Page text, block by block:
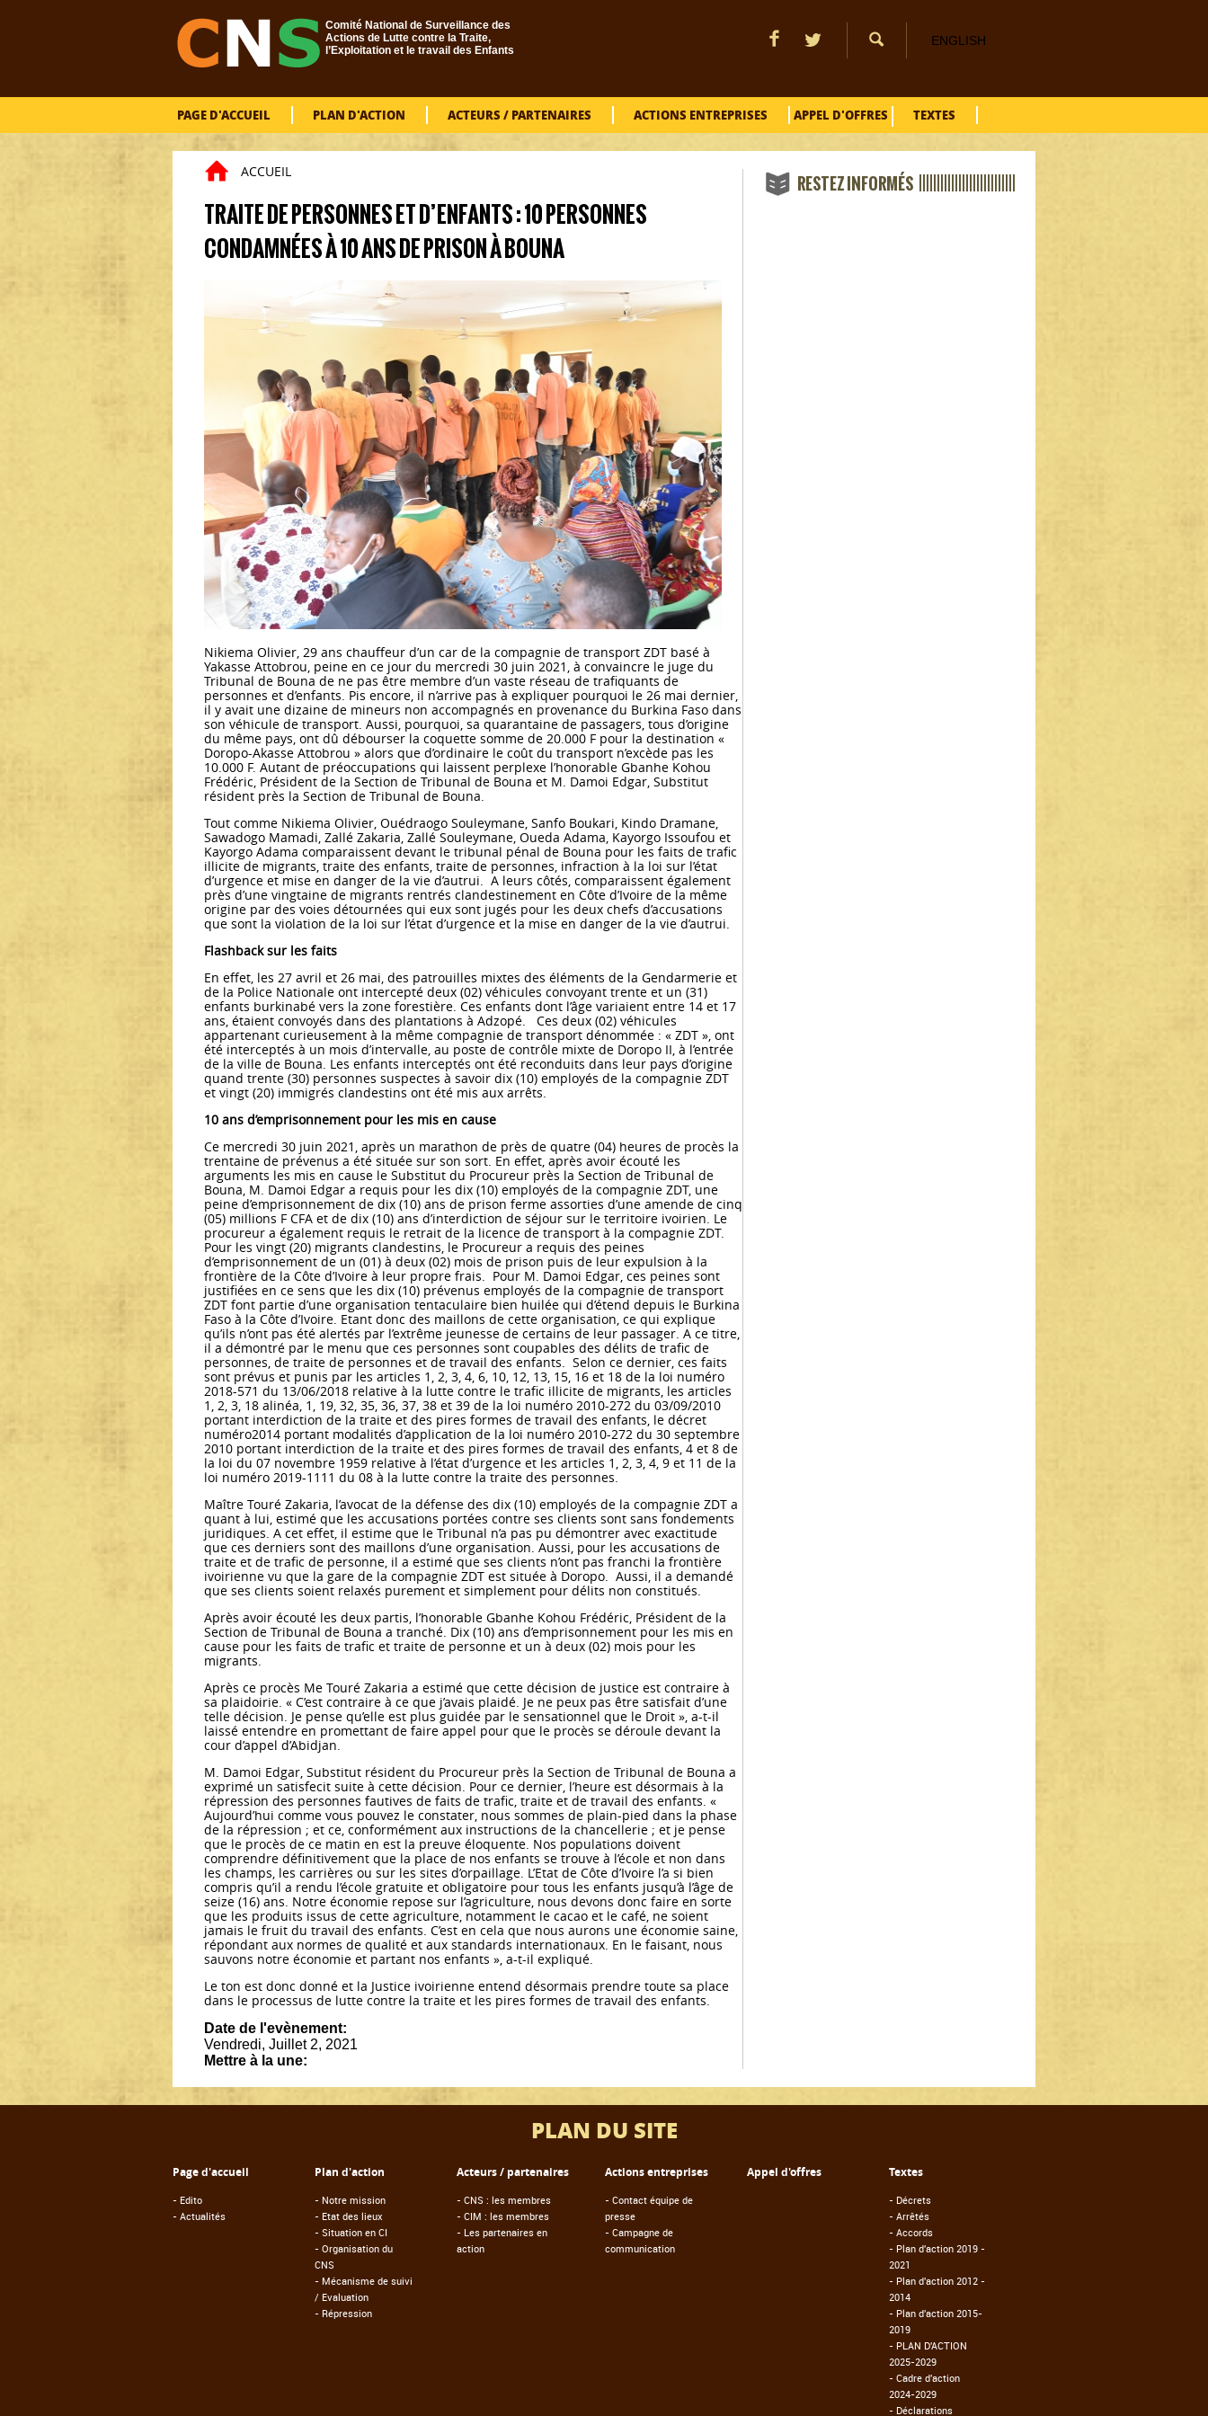
Comité National de Surveillance des
Actions de Lutte contre la Traite,
l’Exploitation et le travail des Enfants
ENGLISH
PAGE D'ACCUEIL PLAN D'ACTION ACTEURS / PARTENAIRES ACTIONS ENTREPRISES APPEL D'OFFRES TEXTES
Vous êtes ici
ACCUEIL
TRAITE DE PERSONNES ET D’ENFANTS : 10 PERSONNES
CONDAMNÉES À 10 ANS DE PRISON À BOUNA
Nikiema Olivier, 29 ans chauffeur d’un car de la compagnie de transport ZDT basé à
Yakasse Attobrou, peine en ce jour du mercredi 30 juin 2021, à convaincre le juge du
Tribunal de Bouna de ne pas être membre d’un vaste réseau de trafiquants de
personnes et d’enfants. Pis encore, il n’arrive pas à expliquer pourquoi le 26 mai dernier,
il y avait une dizaine de mineurs non accompagnés en provenance du Burkina Faso dans
son véhicule de transport. Aussi, pourquoi, sa quarantaine de passagers, tous d’origine
du même pays, ont dû débourser la coquette somme de 20.000 F pour la destination «
Doropo-Akasse Attobrou » alors que d’ordinaire le coût du transport n’excède pas les
10.000 F. Autant de préoccupations qui laissent perplexe l’honorable Gbanhe Kohou
Frédéric, Président de la Section de Tribunal de Bouna et M. Damoi Edgar, Substitut
résident près la Section de Tribunal de Bouna.
Tout comme Nikiema Olivier, Ouédraogo Souleymane, Sanfo Boukari, Kindo Dramane,
Sawadogo Mamadi, Zallé Zakaria, Zallé Souleymane, Oueda Adama, Kayorgo Issoufou et
Kayorgo Adama comparaissent devant le tribunal pénal de Bouna pour les faits de trafic
illicite de migrants, traite des enfants, traite de personnes, infraction à la loi sur l’état
d’urgence et mise en danger de la vie d’autrui. A leurs côtés, comparaissent également
près d’une vingtaine de migrants rentrés clandestinement en Côte d’Ivoire de la même
origine par des voies détournées qui eux sont jugés pour les deux chefs d’accusations
que sont la violation de la loi sur l’état d’urgence et la mise en danger de la vie d’autrui.
Flashback sur les faits
En effet, les 27 avril et 26 mai, des patrouilles mixtes des éléments de la Gendarmerie et
de la Police Nationale ont intercepté deux (02) véhicules convoyant trente et un (31)
enfants burkinabé vers la zone forestière. Ces enfants dont l’âge variaient entre 14 et 17
ans, étaient convoyés dans des plantations à Adzopé. Ces deux (02) véhicules
appartenant curieusement à la même compagnie de transport dénommée : « ZDT », ont
été interceptés à un mois d’intervalle, au poste de contrôle mixte de Doropo II, à l’entrée
de la ville de Bouna. Les enfants interceptés ont été reconduits dans leur pays d’origine
quand trente (30) personnes suspectes à savoir dix (10) employés de la compagnie ZDT
et vingt (20) immigrés clandestins ont été mis aux arrêts.
10 ans d’emprisonnement pour les mis en cause
Ce mercredi 30 juin 2021, après un marathon de près de quatre (04) heures de procès la
trentaine de prévenus a été située sur son sort. En effet, après avoir écouté les
arguments les mis en cause le Substitut du Procureur près la Section de Tribunal de
Bouna, M. Damoi Edgar a requis pour les dix (10) employés de la compagnie ZDT, une
peine d’emprisonnement de dix (10) ans de prison ferme assorties d’une amende de cinq
(05) millions F CFA et de dix (10) ans d’interdiction de séjour sur le territoire ivoirien. Le
procureur a également requis le retrait de la licence de transport à la compagnie ZDT.
Pour les vingt (20) migrants clandestins, le Procureur a requis des peines
d’emprisonnement de un (01) à deux (02) mois de prison puis de leur expulsion à la
frontière de la Côte d’Ivoire à leur propre frais. Pour M. Damoi Edgar, ces peines sont
justifiées en ce sens que les dix (10) prévenus employés de la compagnie de transport
ZDT font partie d’une organisation tentaculaire bien huilée qui d’étend depuis le Burkina
Faso à la Côte d’Ivoire. Etant donc des maillons de cette organisation, ce qui explique
qu’ils n’ont pas été alertés par l’extrême jeunesse de certains de leur passager. A ce titre,
il a démontré par le menu que ces personnes sont coupables des délits de trafic de
personnes, de traite de personnes et de travail des enfants. Selon ce dernier, ces faits
sont prévus et punis par les articles 1, 2, 3, 4, 6, 10, 12, 13, 15, 16 et 18 de la loi numéro
2018-571 du 13/06/2018 relative à la lutte contre le trafic illicite de migrants, les articles
1, 2, 3, 18 alinéa, 1, 19, 32, 35, 36, 37, 38 et 39 de la loi numéro 2010-272 du 03/09/2010
portant interdiction de la traite et des pires formes de travail des enfants, le décret
numéro2014 portant modalités d’application de la loi numéro 2010-272 du 30 septembre
2010 portant interdiction de la traite et des pires formes de travail des enfants, 4 et 8 de
la loi du 07 novembre 1959 relative à l’état d’urgence et les articles 1, 2, 3, 4, 9 et 11 de la
loi numéro 2019-1111 du 08 à la lutte contre la traite des personnes.
Maître Touré Zakaria, l’avocat de la défense des dix (10) employés de la compagnie ZDT a
quant à lui, estimé que les accusations portées contre ses clients sont sans fondements
juridiques. A cet effet, il estime que le Tribunal n’a pas pu démontrer avec exactitude
que ces derniers sont des maillons d’une organisation. Aussi, pour les accusations de
traite et de trafic de personne, il a estimé que ses clients n’ont pas franchi la frontière
ivoirienne vu que la gare de la compagnie ZDT est située à Doropo. Aussi, il a demandé
que ses clients soient relaxés purement et simplement pour délits non constitués.
Après avoir écouté les deux partis, l’honorable Gbanhe Kohou Frédéric, Président de la
Section de Tribunal de Bouna a tranché. Dix (10) ans d’emprisonnement pour les mis en
cause pour les faits de trafic et traite de personne et un à deux (02) mois pour les
migrants.
Après ce procès Me Touré Zakaria a estimé que cette décision de justice est contraire à
sa plaidoirie. « C’est contraire à ce que j’avais plaidé. Je ne peux pas être satisfait d’une
telle décision. Je pense qu’elle est plus guidée par le sensationnel que le Droit », a-t-il
laissé entendre en promettant de faire appel pour que le procès se déroule devant la
cour d’appel d’Abidjan.
M. Damoi Edgar, Substitut résident du Procureur près la Section de Tribunal de Bouna a
exprimé un satisfecit suite à cette décision. Pour ce dernier, l’heure est désormais à la
répression des personnes fautives de faits de trafic, traite et de travail des enfants. «
Aujourd’hui comme vous pouvez le constater, nous sommes de plain-pied dans la phase
de la répression ; et ce, conformément aux instructions de la chancellerie ; et je pense
que le procès de ce matin en est la preuve éloquente. Nos populations doivent
comprendre définitivement que la place de nos enfants se trouve à l’école et non dans
les champs, les carrières ou sur les sites d’orpaillage. L’Etat de Côte d’Ivoire l’a si bien
compris qu’il a rendu l’école gratuite et obligatoire pour tous les enfants jusqu’à l’âge de
seize (16) ans. Notre économie repose sur l’agriculture, nous devons donc faire en sorte
que les produits issus de cette agriculture, notamment le cacao et le café, ne soient
jamais le fruit du travail des enfants. C’est en cela que nous aurons une économie saine,
répondant aux normes de qualité et aux standards internationaux. En le faisant, nous
sauvons notre économie et partant nos enfants », a-t-il expliqué.
Le ton est donc donné et la Justice ivoirienne entend désormais prendre toute sa place
dans le processus de lutte contre la traite et les pires formes de travail des enfants.
Date de l'evènement:
Vendredi, Juillet 2, 2021
Mettre à la une:
RESTEZ INFORMÉS |||||||||||||||||||||||||||
PLAN DU SITE
Page d'accueil
- Edito
- Actualités
Plan d'action
- Notre mission
- Etat des lieux
- Situation en CI
- Organisation du
CNS
- Mécanisme de suivi
/ Evaluation
- Répression
Acteurs / partenaires
- CNS : les membres
- CIM : les membres
- Les partenaires en
action
Actions entreprises
- Contact équipe de
presse
- Campagne de
communication
Appel d'offres Textes
- Décrets
- Arrêtés
- Accords
- Plan d'action 2019 -
2021
- Plan d'action 2012 -
2014
- Plan d'action 2015-
2019
- PLAN D'ACTION
2025-2029
- Cadre d'action
2024-2029
- Déclarations